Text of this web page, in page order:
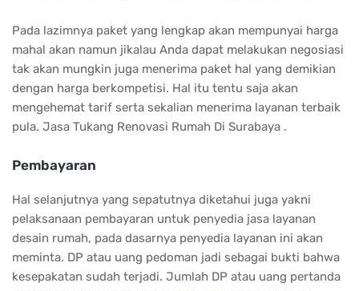
Pada lazimnya paket yang lengkap akan mempunyai harga
mahal akan namun jikalau Anda dapat melakukan negosiasi
tak akan mungkin juga menerima paket hal yang demikian
dengan harga berkompetisi. Hal itu tentu saja akan
mengehemat tarif serta sekalian menerima layanan terbaik
pula. Jasa Tukang Renovasi Rumah Di Surabaya .
Pembayaran
Hal selanjutnya yang sepatutnya diketahui juga yakni
pelaksanaan pembayaran untuk penyedia jasa layanan
desain rumah, pada dasarnya penyedia layanan ini akan
meminta. DP atau uang pedoman jadi sebagai bukti bahwa
kesepakatan sudah terjadi. Jumlah DP atau uang pertanda